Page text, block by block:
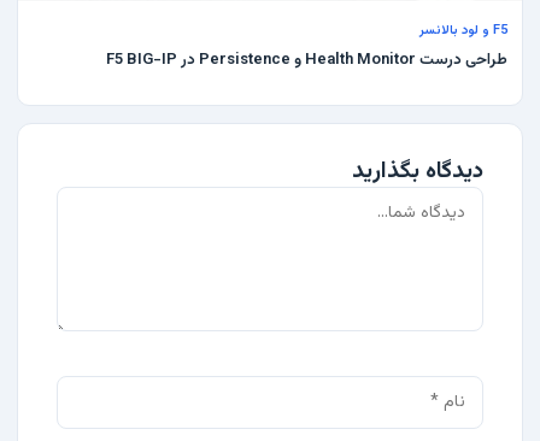
F5 و لود بالانسر
طراحی درست Health Monitor و Persistence در F5 BIG-IP
دیدگاه بگذارید